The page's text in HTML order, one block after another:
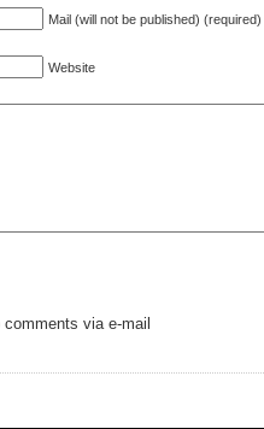
Mail (will not be published) (required)
Website
via e-mail